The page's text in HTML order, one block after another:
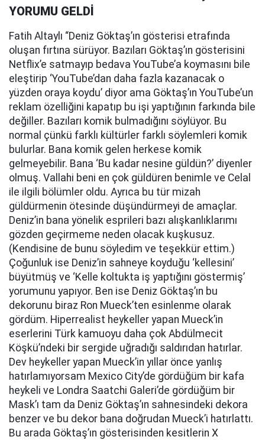
YORUMU GELDİ
Fatih Altaylı “Deniz Göktaş’ın gösterisi etrafında
oluşan fırtına sürüyor. Bazıları Göktaş’ın gösterisini
Netflix’e satmayıp bedava YouTube’a koymasını bile
eleştirip ‘YouTube’dan daha fazla kazanacak o
yüzden oraya koydu’ diyor ama Göktaş’ın YouTube’un
reklam özelliğini kapatıp bu işi yaptığının farkında bile
değiller. Bazıları komik bulmadığını söylüyor. Bu
normal çünkü farklı kültürler farklı söylemleri komik
bulurlar. Bana komik gelen herkese komik
gelmeyebilir. Bana ‘Bu kadar nesine güldün?’ diyenler
olmuş. Vallahi beni en çok güldüren benimle ve Celal
ile ilgili bölümler oldu. Ayrıca bu tür mizah
güldürmenin ötesinde düşündürmeyi de amaçlar.
Deniz’in bana yönelik esprileri bazı alışkanlıklarımı
gözden geçirmeme neden olacak kuşkusuz.
(Kendisine de bunu söyledim ve teşekkür ettim.)
Çoğunluk ise Deniz’in sahneye koyduğu ‘kellesini’
büyütmüş ve ‘Kelle koltukta iş yaptığını göstermiş’
yorumunu yapıyor. Ben ise Deniz Göktaş’ın bu
dekorunu biraz Ron Mueck’ten esinlenme olarak
gördüm. Hiperrealist heykeller yapan Mueck’in
eserlerini Türk kamuoyu daha çok Abdülmecit
Köşkü’ndeki bir sergide uğradığı saldırıdan hatırlar.
Dev heykeller yapan Mueck’in yıllar önce yanlış
hatırlamıyorsam Mexico City’de gördüğüm bir kafa
heykeli ve Londra Saatchi Galeri’de gördüğüm bir
Mask’ı tam da Deniz Göktaş’ın sahnesindeki dekora
benzer ve bu dekor bana doğrudan Mueck’i hatırlattı.
Bu arada Göktaş’ın gösterisinden kesitlerin X